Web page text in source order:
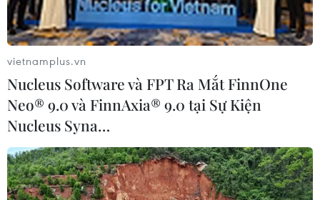
Thêm cửa khẩu biên giới Ba Lan-Ukraine
vietnamplus.vn
Nucleus Software và FPT Ra Mắt FinnOne
Neo® 9.0 và FinnAxia® 9.0 tại Sự Kiện
Nucleus Syna…